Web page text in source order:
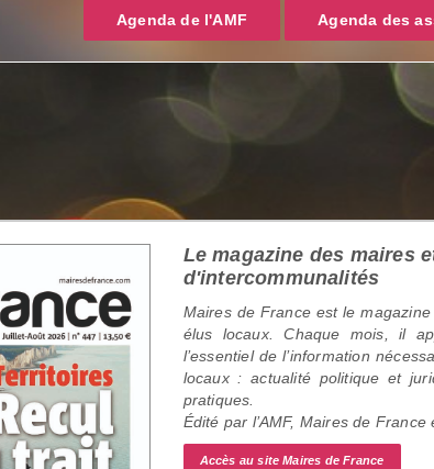
Agenda de l'AMF Agenda des
Le magazine des maires
d'intercommunalités
Maires de France est le
élus locaux. Chaque mois, il
l’essentiel de l’information
locaux : actualité politique et
pratiques.
Édité par l’AMF, Maires de
Accès au site Maires de France